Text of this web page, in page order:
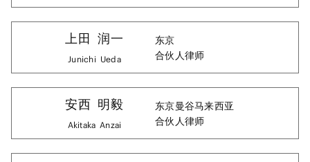
上田 润一
Junichi Ueda
东京
合伙人律师
安西 明毅
Akitaka Anzai
东京曼谷马来西亚
合伙人律师